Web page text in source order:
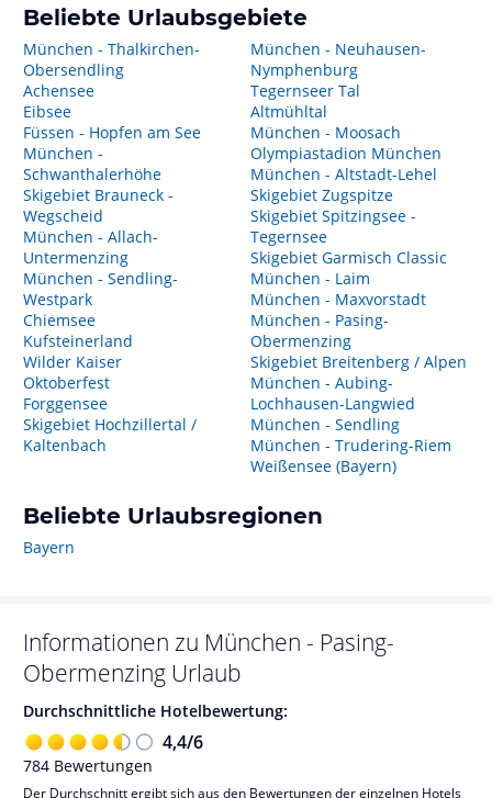
Beliebte Urlaubsgebiete
München - Thalkirchen-
Obersendling
Achensee
Eibsee
Füssen - Hopfen am See
München -
Schwanthalerhöhe
Skigebiet Brauneck -
Wegscheid
München - Allach-
Untermenzing
München - Sendling-
Westpark
Chiemsee
Kufsteinerland
Wilder Kaiser
Oktoberfest
Forggensee
Skigebiet Hochzillertal /
Kaltenbach
München - Neuhausen-
Nymphenburg
Tegernseer Tal
Altmühltal
München - Moosach
Olympiastadion München
München - Altstadt-Lehel
Skigebiet Zugspitze
Skigebiet Spitzingsee -
Tegernsee
Skigebiet Garmisch Classic
München - Laim
München - Maxvorstadt
München - Pasing-
Obermenzing
Skigebiet Breitenberg / Alpen
München - Aubing-
Lochhausen-Langwied
München - Sendling
München - Trudering-Riem
Weißensee (Bayern)
Beliebte Urlaubsregionen
Bayern
Informationen zu München - Pasing-
Obermenzing Urlaub
Durchschnittliche Hotelbewertung:
4,4/6
784 Bewertungen
Der Durchschnitt ergibt sich aus den Bewertungen der einzelnen Hotels